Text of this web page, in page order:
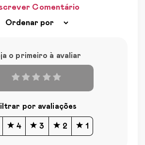
Comentário
o primeiro à avaliar
por avaliações
4 3 2 1